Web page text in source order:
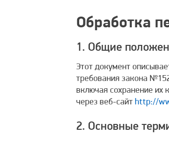
Обработка
1. Общие
Этот документ
требования закона
включая сохранение их
через веб-сайт http://
2. Основные